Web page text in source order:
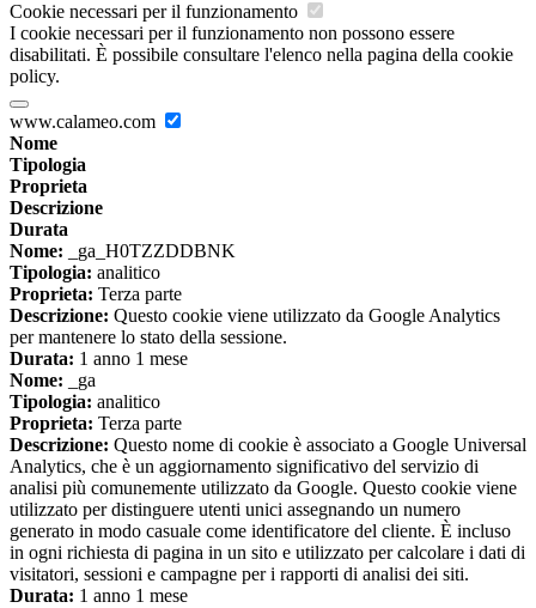
Cookie necessari per il funzionamento
I cookie necessari per il funzionamento non possono essere
disabilitati. È possibile consultare l'elenco nella pagina della cookie
policy.
www.calameo.com
Nome
Tipologia
Proprieta
Descrizione
Durata
Nome: _ga_H0TZZDDBNK
Tipologia: analitico
Proprieta: Terza parte
Descrizione: Questo cookie viene utilizzato da Google Analytics
per mantenere lo stato della sessione.
Durata: 1 anno 1 mese
Nome: _ga
Tipologia: analitico
Proprieta: Terza parte
Descrizione: Questo nome di cookie è associato a Google Universal
Analytics, che è un aggiornamento significativo del servizio di
analisi più comunemente utilizzato da Google. Questo cookie viene
utilizzato per distinguere utenti unici assegnando un numero
generato in modo casuale come identificatore del cliente. È incluso
in ogni richiesta di pagina in un sito e utilizzato per calcolare i dati di
visitatori, sessioni e campagne per i rapporti di analisi dei siti.
Durata: 1 anno 1 mese